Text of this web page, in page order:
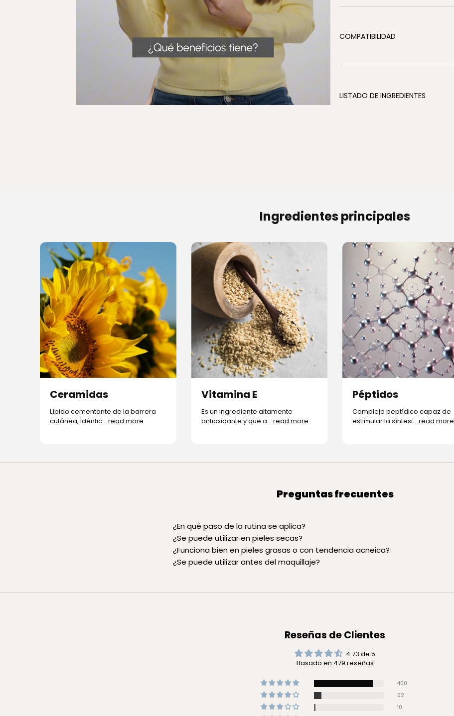
COMPATIBILIDAD
LISTADO DE INGREDIENTES
Ingredientes principales
Ceramidas
Lípido cementante de la barrera
cutánea, idéntic... read more
Vitamina E
Es un ingrediente altamente
antioxidante y que a... read more
Péptidos
Complejo peptídico capaz de
estimular la síntesi... read more
Preguntas frecuentes
¿En qué paso de la rutina se aplica?
¿Se puede utilizar en pieles secas?
¿Funciona bien en pieles grasas o con tendencia acneica?
¿Se puede utilizar antes del maquillaje?
Reseñas de Clientes
4.73 de 5
Basado en 479 reseñas
400
52
10